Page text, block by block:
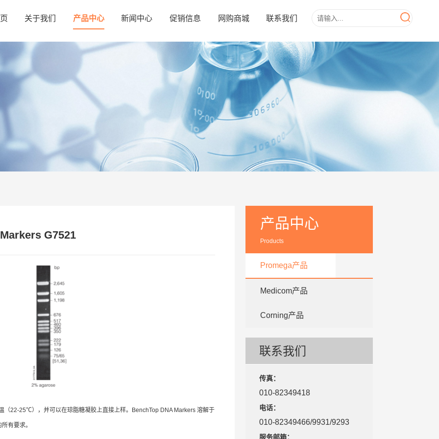
关于我们 产品中心 新闻中心 促销信息 网购商城 联系我们
G7521
（22-25℃），并可以在琼脂糖凝胶上直接上样。BenchTop DNA Markers 溶解于
有要求。
产品中心
Products
Promega产品
Medicom产品
Corning产品
联系我们
传真：
010-82349418
电话：
010-82349466/9931/9293
服务邮箱：